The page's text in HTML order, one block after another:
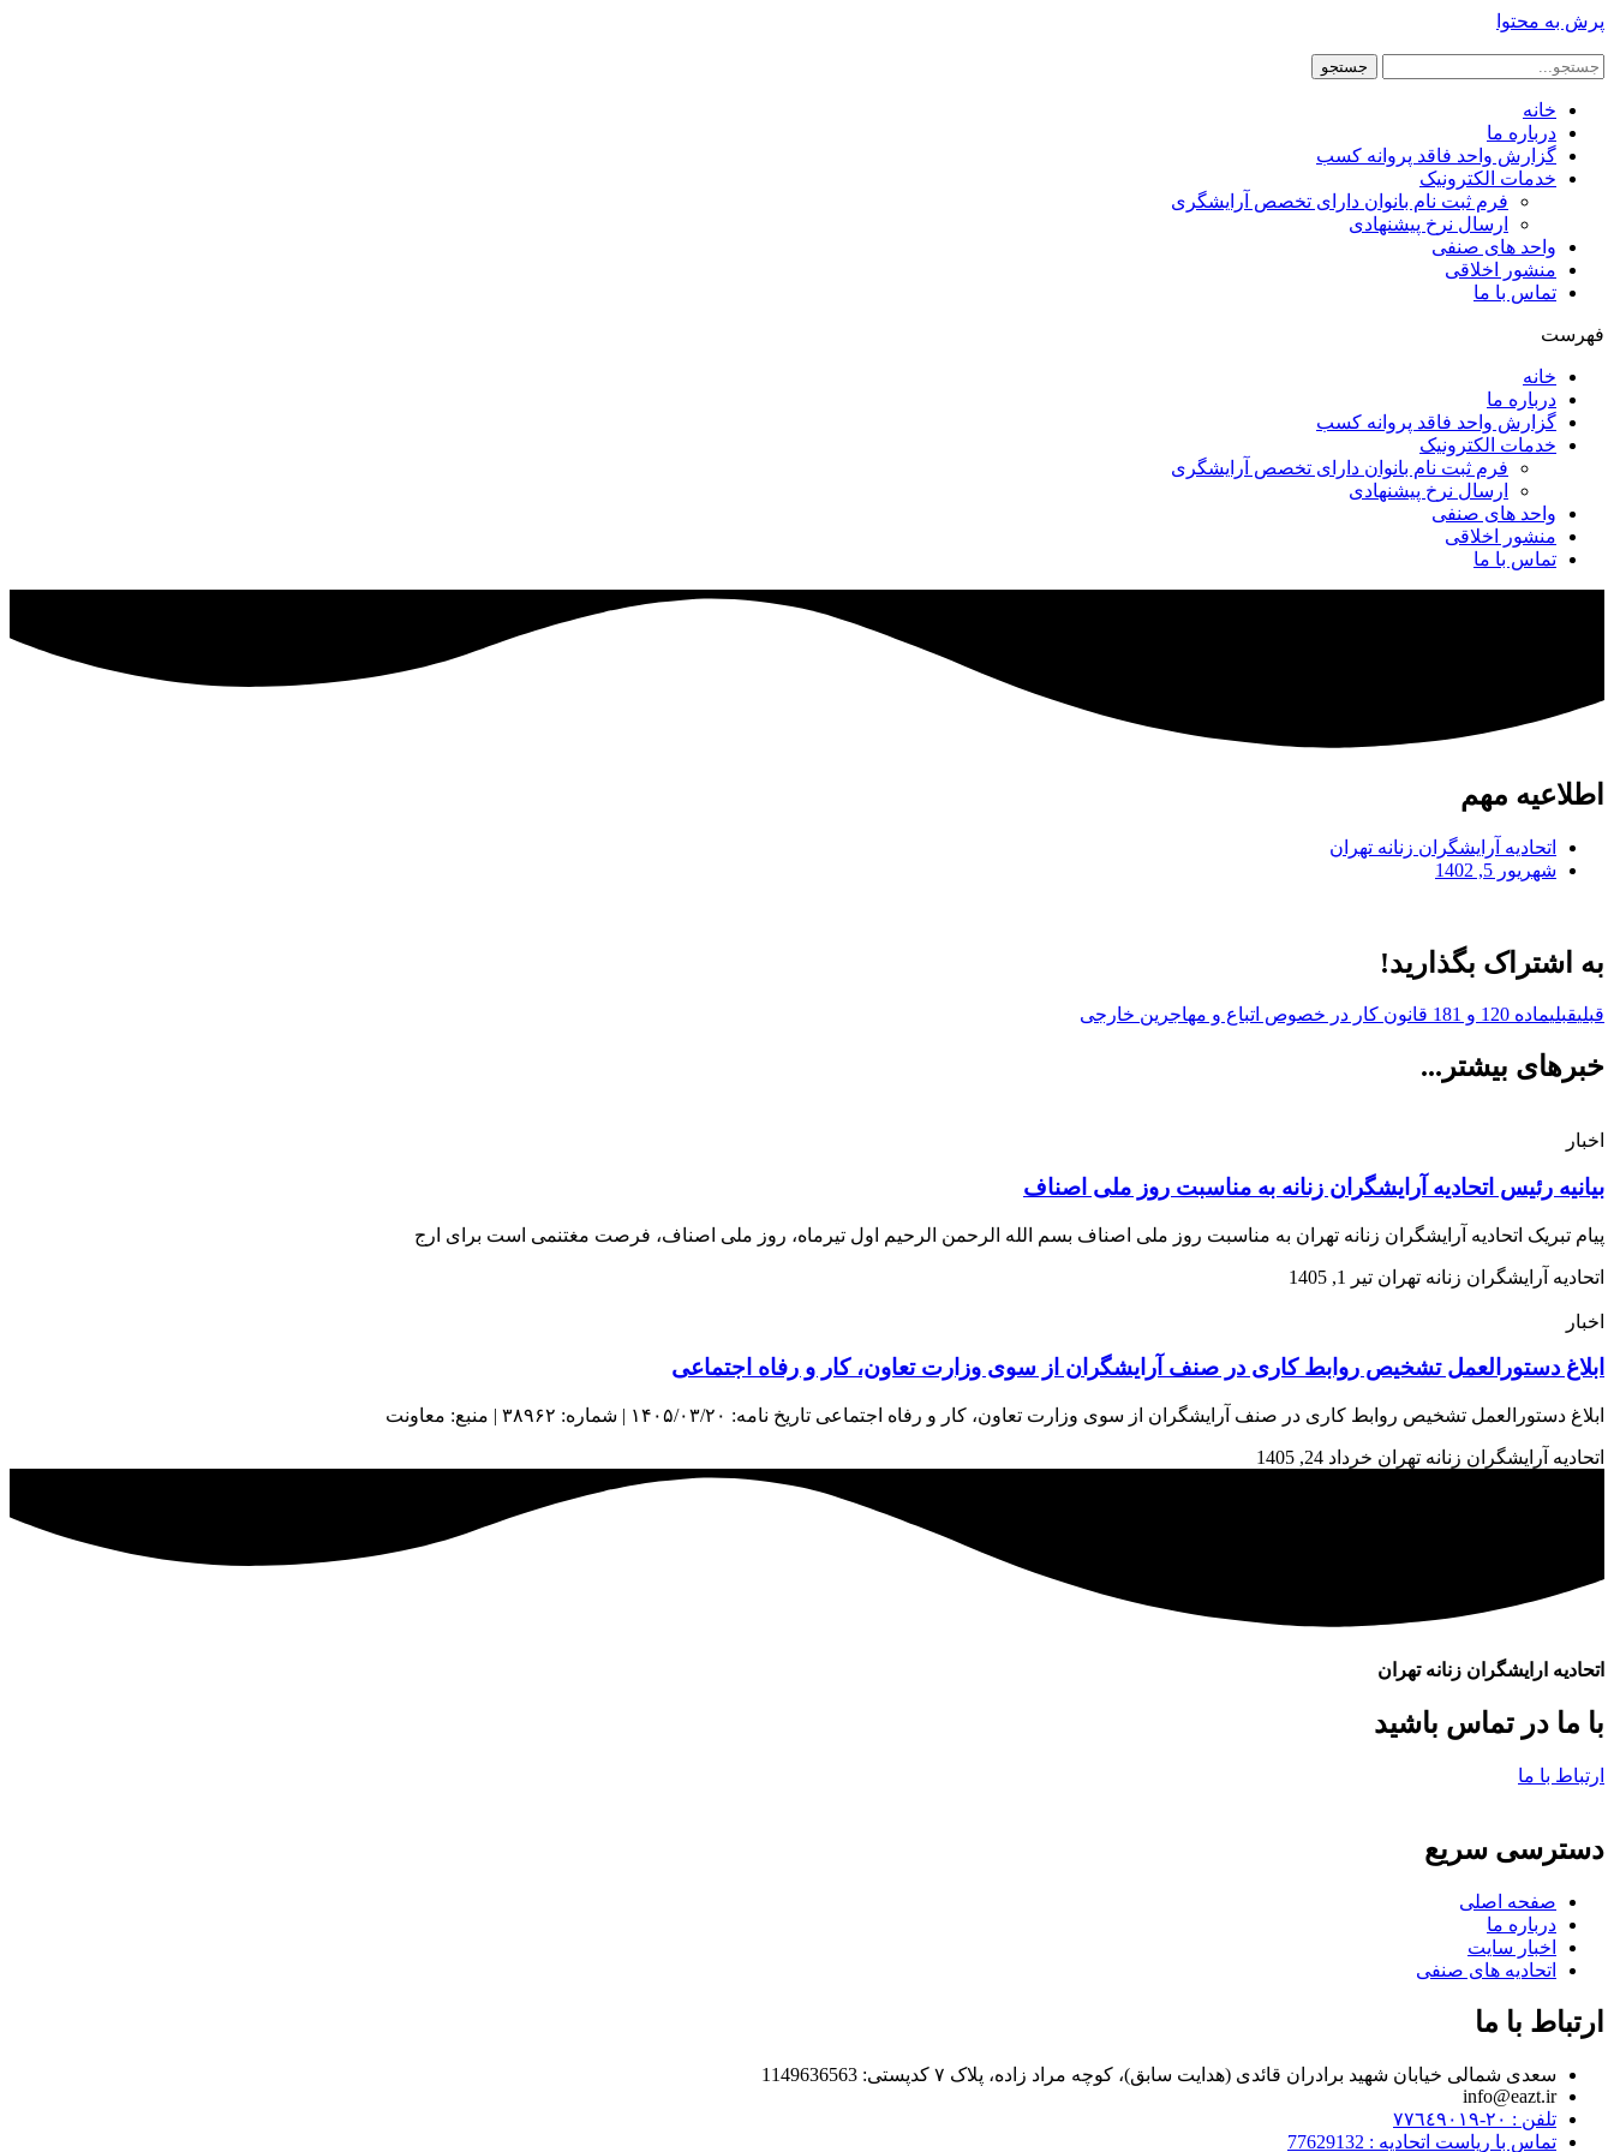
پرش به محتوا
جستجو
خانه
درباره ما
گزارش واحد فاقد پروانه کسب
خدمات الکترونیک
فرم ثبت نام بانوان دارای تخصص آرایشگری
ارسال نرخ پیشنهادی
واحد های صنفی
منشور اخلاقی
تماس با ما
فهرست
خانه
درباره ما
گزارش واحد فاقد پروانه کسب
خدمات الکترونیک
فرم ثبت نام بانوان دارای تخصص آرایشگری
ارسال نرخ پیشنهادی
واحد های صنفی
منشور اخلاقی
تماس با ما
اطلاعیه مهم
اتحادیه آرایشگران زنانه تهران
شهریور 5, 1402
به اشتراک بگذارید!
قبلیقبلیماده 120 و 181 قانون کار در خصوص اتباع و مهاجرین خارجی
خبرهای بیشتر...
اخبار
بیانیه رئیس اتحادیه آرایشگران زنانه به مناسبت روز ملی اصناف
پیام تبریک اتحادیه آرایشگران زنانه تهران به مناسبت روز ملی اصناف بسم الله الرحمن الرحیم اول تیرماه، روز ملی اصناف، فرصت مغتنمی است برای ارج
اتحادیه آرایشگران زنانه تهران تیر 1, 1405
اخبار
ابلاغ دستورالعمل تشخیص روابط کاری در صنف آرایشگران از سوی وزارت تعاون، کار و رفاه اجتماعی
ابلاغ دستورالعمل تشخیص روابط کاری در صنف آرایشگران از سوی وزارت تعاون، کار و رفاه اجتماعی تاریخ نامه: ۱۴۰۵/۰۳/۲۰ | شماره: ۳۸۹۶۲ | منبع: معاونت
اتحادیه آرایشگران زنانه تهران خرداد 24, 1405
اتحادیه ارایشگران زنانه تهران
با ما در تماس باشید
ارتباط با ما
دسترسی سریع
صفحه اصلی
درباره ما
اخبار سایت
اتحادیه های صنفی
ارتباط با ما
سعدی شمالی خیابان شهید برادران قائدی (هدایت سابق)، کوچه مراد زاده، پلاک ۷ کدپستی: 1149636563
info@eazt.ir
تلفن : ٢٠-٧٧٦٤٩٠١٩
تماس با ریاست اتحادیه : 77629132